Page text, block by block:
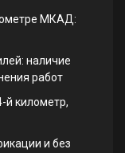
МКАД:
наличие
работ
й километр,
и без